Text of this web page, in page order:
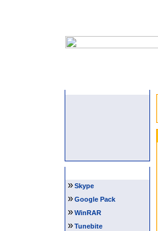
»Skype
»Google Pack
»WinRAR
»Tunebite